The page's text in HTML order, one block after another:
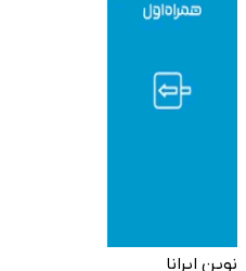
نوین ایرانا